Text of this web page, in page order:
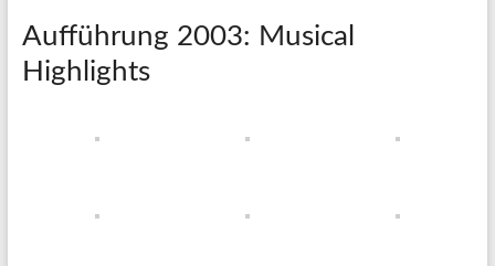
Aufführung 2003: Musical
Highlights